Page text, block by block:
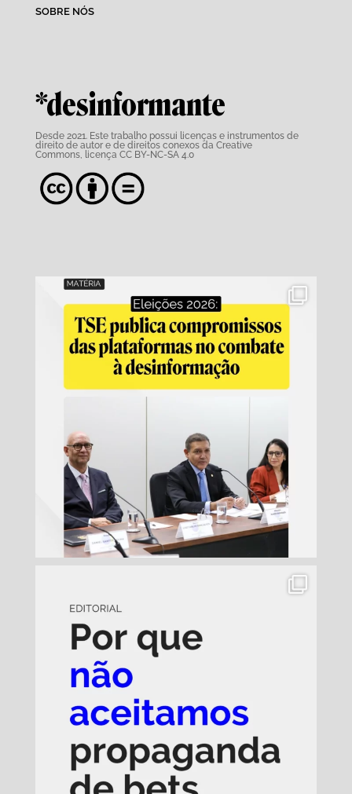
SOBRE NÓS
*desinformante
Desde 2021. Este trabalho possui licenças e instrumentos de
direito de autor e de direitos conexos da Creative
Commons,
licença CC BY-NC-SA 4.0